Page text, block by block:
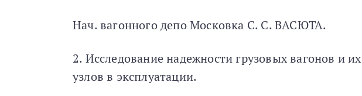
Нач. вагонного депо Московка С. С. ВАСЮТА.
2. Исследование надежности грузовых вагонов и их
узлов в эксплуатации.